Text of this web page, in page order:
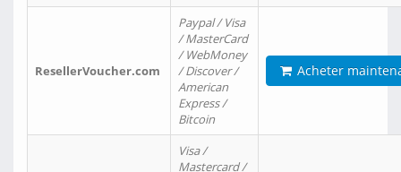
ResellerVoucher.com
Paypal / Visa
/ MasterCard
/ WebMoney
/ Discover /
American
Express /
Bitcoin
Acheter
Visa /
Mastercard /